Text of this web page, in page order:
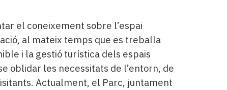
el coneixement sobre l’espai
al mateix temps que es treballa
i la gestió turística dels espais
oblidar les necessitats de l’entorn, de
Actualment, el Parc, juntament